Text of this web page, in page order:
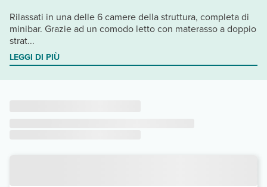
Rilassati in una delle 6 camere della struttura, completa di
minibar. Grazie ad un comodo letto con materasso a doppio
strat...
LEGGI DI PIÙ